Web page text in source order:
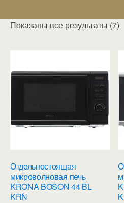
Показаны все результаты (7)
Отдельностоящая
микроволновая печь
KRONA BOSON 44 BL
KRN